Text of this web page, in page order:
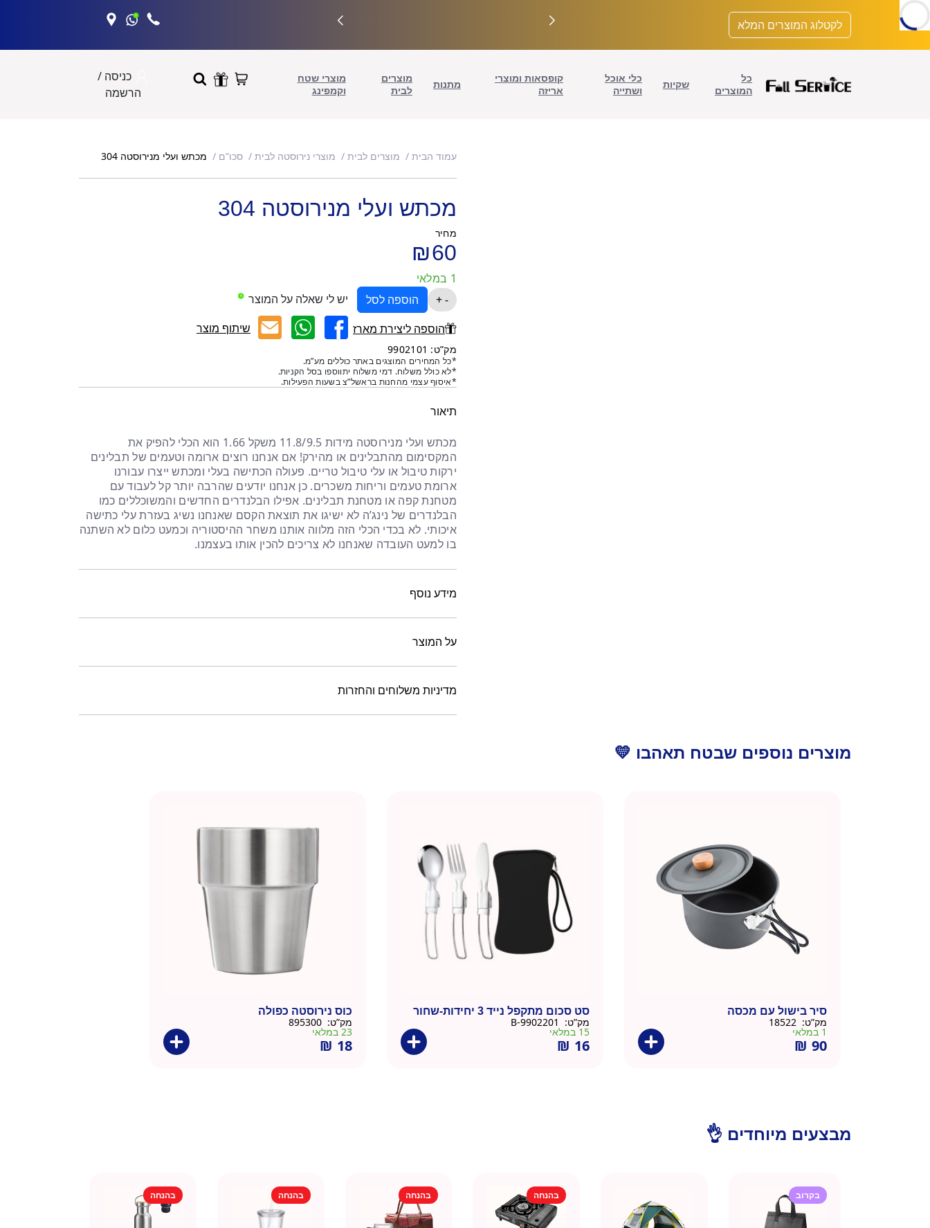
לקטלוג המוצרים המלא
כל
המוצרים
שקיות
כלי אוכל
ושתייה
קופסאות ומוצרי
אריזה
מתנות
מוצרים
לבית
מוצרי שטח
וקמפינג
כניסה /
הרשמה
עמוד הבית מוצרים לבית מוצרי נירוסטה לבית סכו"ם מכתש ועלי מנירוסטה 304
מכתש ועלי מנירוסטה 304
מחיר
₪60
1 במלאי
-כמות
של
מכתש
ועלי
מנירוסטה
304
+ הוספה לסל
יש לי שאלה על המוצר
הוספה ליצירת מארז
שיתוף מוצר
מק”ט: 9902101
*כל המחירים המוצגים באתר כוללים מע”מ.
*לא כולל משלוח. דמי משלוח יתווספו בסל הקניות.
*איסוף עצמי מהחנות בראשל”צ בשעות הפעילות.
תיאור
מכתש ועלי מנירוסטה מידות 11.8/9.5 משקל 1.66 הוא הכלי להפיק את
המקסימום מהתבלינים או מהירק! אם אנחנו רוצים ארומה וטעמים של תבלינים
ירקות טיבול או עלי טיבול טריים. פעולה הכתישה בעלי ומכתש ייצרו עבורנו
ארומת טעמים וריחות משכרים. כן אנחנו יודעים שהרבה יותר קל לעבוד עם
מטחנת קפה או מטחנת תבלינים. אפילו הבלנדרים החדשים והמשוכללים כמו
הבלנדרים של נינג’ה לא ישיגו את תוצאת הקסם שאנחנו נשיג בעזרת עלי כתישה
איכותי. לא בכדי הכלי הזה מלווה אותנו משחר ההיסטוריה וכמעט כלום לא השתנה
בו למעט העובדה שאנחנו לא צריכים להכין אותו בעצמנו.
מידע נוסף
על המוצר
מדיניות משלוחים והחזרות
מוצרים נוספים שבטח תאהבו 💛
סיר בישול עם מכסה
מק”ט:
1 במלאי
₪ 90
סט סכום מתקפל נייד 3 יחידות-שחור
מק”ט:
15 במלאי
₪ 16
כוס נירוסטה כפולה
מק”ט: 895300
23 במלאי
₪ 18
מבצעים מיוחדים 👌
בקרוב בהנחה בהנחה בהנחה בהנחה